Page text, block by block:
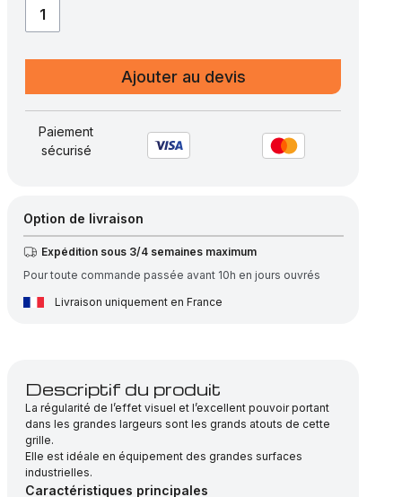
quantité
brut
Robust,
largeur
50/50,
épaisseur
2
Ajouter au devis
Paiement
sécurisé
Option de livraison
Expédition sous 3/4 semaines maximum
Pour toute commande passée avant 10h en jours ouvrés
Livraison uniquement en France
Descriptif du produit
La régularité de l’effet visuel et l’excellent pouvoir portant
dans les grandes largeurs sont les grands atouts de cette
grille.
Elle est idéale en équipement des grandes surfaces
industrielles.
Caractéristiques principales